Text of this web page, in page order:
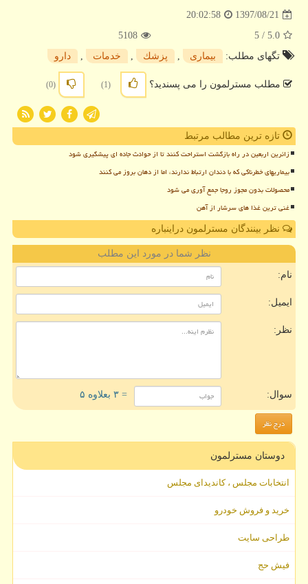
1397/08/21
20:02:58
5.0
/ 5
5108
تگهای مطلب:
بیماری , پزشك , خدمات , دارو
مطلب مسترلمون را می پسندید؟ (1)
(0)
تازه ترین مطالب مرتبط
زائرین اربعین در راه بازگشت استراحت کنند تا از حوادث جاده ای پیشگیری شود
بیماریهای خطرناکی که با دندان ارتباط ندارند، اما از دهان بروز می کنند
محصولات بدون مجوز روجا جمع آوری می شود
غنی ترین غذا های سرشار از آهن
نظر بینندگان مسترلمون دراینباره
نظر شما در مورد این مطلب
نام:
ایمیل:
نظر:
سوال: = ۳ بعلاوه ۵
دوستان مسترلمون
انتخابات مجلس ، کاندیدای مجلس
خرید و فروش خودرو
طراحی سایت
فیش حج